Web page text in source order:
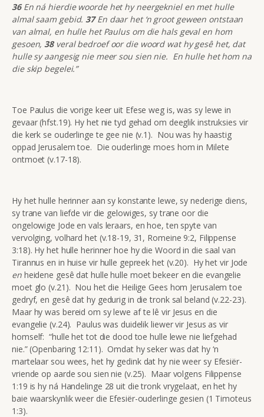
36En ná hierdie woorde het hy neergekniel en met hulle
almal saam gebid.37En daar het ‘n groot geween ontstaan
van almal, en hulle het Paulus om die hals geval en hom
gesoen,38veral bedroef oor die woord wat hy gesê het, dat
hulle sy aangesig nie meer sou sien nie. En hulle het hom na
die skip begelei.”
Toe Paulus die vorige keer uit Efese weg is, was sy lewe in
gevaar (hfst.19). Hy het nie tyd gehad om deeglik instruksies vir
die kerk se ouderlinge te gee nie (v.1). Nou was hy haastig
oppad Jerusalem toe. Die ouderlinge moes hom in Milete
ontmoet (v.17-18).
Hy het hulle herinner aan sy konstante lewe, sy nederige diens,
sy trane van liefde vir die gelowiges, sy trane oor die
ongelowige Jode en vals leraars, en hoe, ten spyte van
vervolging, volhard het (v.18-19, 31, Romeine 9:2, Filippense
3:18). Hy het hulle herinner hoe hy die Woord in die saal van
Tirannus en in huise vir hulle gepreek het (v.20). Hy het vir Jode
enheidene gesê dat hulle hulle moet bekeer en die evangelie
moet glo (v.21). Nou het die Heilige Gees hom Jerusalem toe
gedryf, en gesê dat hy gedurig in die tronk sal beland (v.22-23).
Maar hy was bereid om sy lewe af te lê vir Jesus en die
evangelie (v.24). Paulus was duidelik liewer vir Jesus as vir
homself: “hulle het tot die dood toe hulle lewe nie liefgehad
nie.” (Openbaring 12:11). Omdat hy seker was dat hy ‘n
martelaar sou wees, het hy gedink dat hy nie weer sy Efesiër-
vriende op aarde sou sien nie (v.25). Maar volgens Filippense
1:19 is hy ná Handelinge 28 uit die tronk vrygelaat, en het hy
baie waarskynlik weer die Efesiër-ouderlinge gesien (1 Timoteus
1:3).